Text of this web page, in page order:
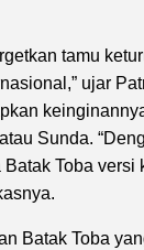
tamu
ujar
Sunda.
Toba
Batak Toba